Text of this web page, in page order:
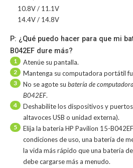
10.8V / 11.1V
14.4V / 14.8V
P: ¿Qué puedo hacer para que mi
B042EF dure más?
1 Atenúe su pantalla.
2 Mantenga su computadora portátil
3 No se agote su batería de
B042EF.
4
Deshabilite los dispositivos y
altavoces USB o unidad externa).
5
Elija la batería HP Pavilion 15-
condiciones de uso, una batería de
la vida más rápido que una batería
debe cargarse más a menudo.